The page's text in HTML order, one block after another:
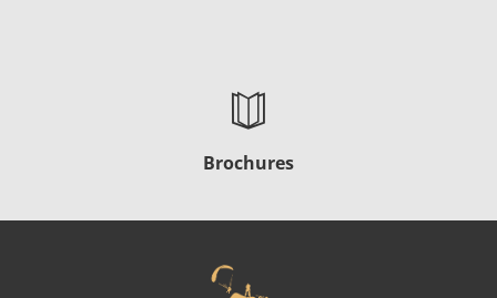
Brochures